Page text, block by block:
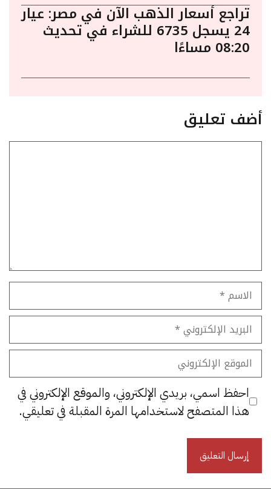
تراجع أسعار الذهب الآن في مصر: عيار
24 يسجل 6735 للشراء في تحديث
08:20 مساءًا
أضف تعليق
الاسم
البريد
الإلكتروني
الموقع
الإلكتروني
احفظ اسمي، بريدي الإلكتروني، والموقع الإلكتروني في
هذا المتصفح لاستخدامها المرة المقبلة في تعليقي.